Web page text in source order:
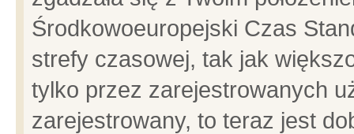
Środkowoeuropejski Czas
strefy czasowej, tak jak
tylko przez zarejestrowanych
zarejestrowany, to teraz jest